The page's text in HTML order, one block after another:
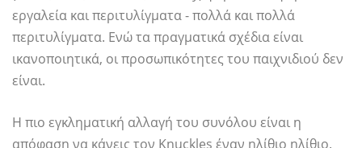
εργαλεία και περιτυλίγματα - πολλά και πολλά
περιτυλίγματα. Ενώ τα πραγματικά σχέδια είναι
ικανοποιητικά, οι προσωπικότητες του παιχνιδιού δεν
είναι.
Η πιο εγκληματική αλλαγή του συνόλου είναι η
απόφαση να κάνεις τον Knuckles έναν ηλίθιο ηλίθιο.